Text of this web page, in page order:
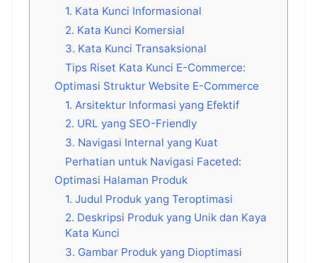
1. Kata Kunci Informasional
2. Kata Kunci Komersial
3. Kata Kunci Transaksional
Tips Riset Kata Kunci E-Commerce:
Optimasi Struktur Website E-Commerce
1. Arsitektur Informasi yang Efektif
2. URL yang SEO-Friendly
3. Navigasi Internal yang Kuat
Perhatian untuk Navigasi Faceted:
Optimasi Halaman Produk
1. Judul Produk yang Teroptimasi
2. Deskripsi Produk yang Unik dan Kaya
Kata Kunci
3. Gambar Produk yang Dioptimasi